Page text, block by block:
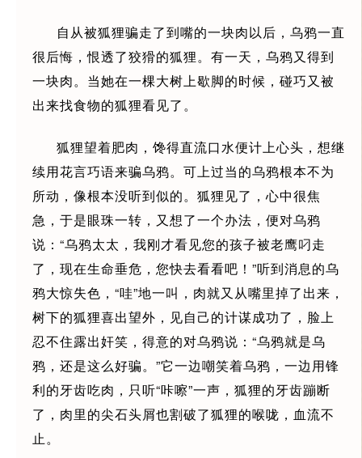
自从被狐狸骗走了到嘴的一块肉以后，乌鸦一直
很后悔，恨透了狡猾的狐狸。有一天，乌鸦又得到
一块肉。当她在一棵大树上歇脚的时候，碰巧又被
出来找食物的狐狸看见了。
狐狸望着肥肉，馋得直流口水便计上心头，想继
续用花言巧语来骗乌鸦。可上过当的乌鸦根本不为
所动，像根本没听到似的。狐狸见了，心中很焦
急，于是眼珠一转，又想了一个办法，便对乌鸦
说：“乌鸦太太，我刚才看见您的孩子被老鹰叼走
了，现在生命垂危，您快去看看吧！”听到消息的乌
鸦大惊失色，“哇”地一叫，肉就又从嘴里掉了出来，
树下的狐狸喜出望外，见自己的计谋成功了，脸上
忍不住露出奸笑，得意的对乌鸦说：“乌鸦就是乌
鸦，还是这么好骗。”它一边嘲笑着乌鸦，一边用锋
利的牙齿吃肉，只听“咔嚓”一声，狐狸的牙齿蹦断
了，肉里的尖石头屑也割破了狐狸的喉咙，血流不
止。